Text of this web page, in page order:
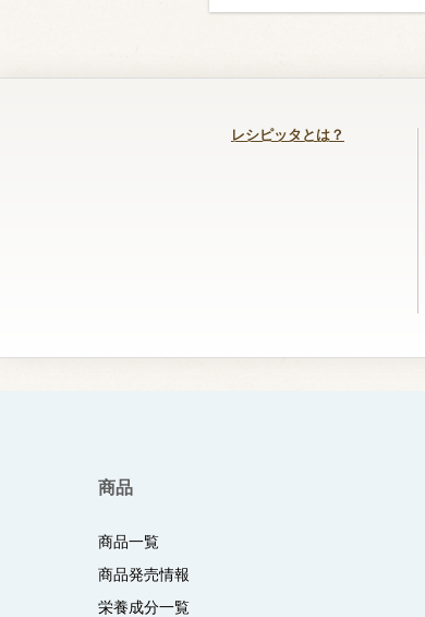
レシピッタとは？
商品
商品一覧
商品発売情報
栄養成分一覧